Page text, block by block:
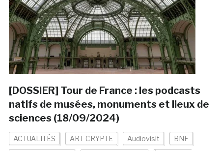
[DOSSIER] Tour de France : les podcasts
natifs de musées, monuments et lieux de
sciences (18/09/2024)
ACTUALITÉS ART CRYPTE Audiovisit BNF